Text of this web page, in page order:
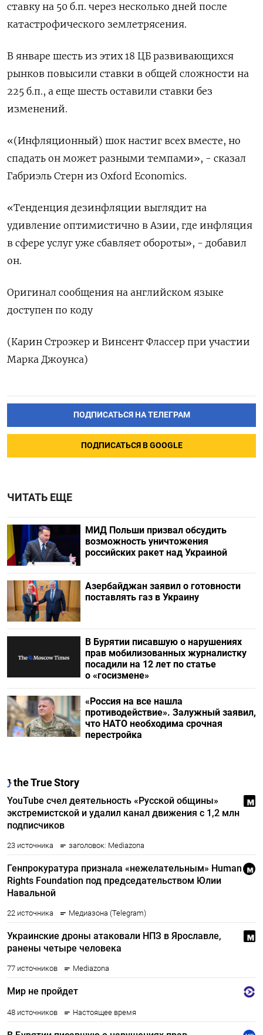
ставку на 50 б.п. через несколько дней после
катастрофического землетрясения.
В январе шесть из этих 18 ЦБ развивающихся
рынков повысили ставки в общей сложности на
225 б.п., а еще шесть оставили ставки без
изменений.
«(Инфляционный) шок настиг всех вместе, но
спадать он может разными темпами», - сказал
Габриэль Стерн из Oxford Economics.
«Тенденция дезинфляции выглядит на
удивление оптимистично в Азии, где инфляция
в сфере услуг уже сбавляет обороты», - добавил
он.
Оригинал сообщения на английском языке
доступен по коду
(Карин Строэкер и Винсент Флассер при участии
Марка Джоунса)
ПОДПИСАТЬСЯ НА ТЕЛЕГРАМ
ПОДПИСАТЬСЯ В GOOGLE
ЧИТАТЬ ЕЩЕ
МИД Польши призвал обсудить
возможность уничтожения
российских ракет над Украиной
Азербайджан заявил о готовности
поставлять газ в Украину
В Бурятии писавшую о нарушениях
прав мобилизованных журналистку
посадили на 12 лет по статье
о «госизмене»
«Россия на все нашла
противодействие». Залужный заявил,
что НАТО необходима срочная
перестройка